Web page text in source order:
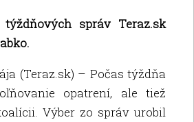
správ Teraz.sk
(Teraz.sk) – Počas týždňa
opatrení, ale tiež
Výber zo správ urobil